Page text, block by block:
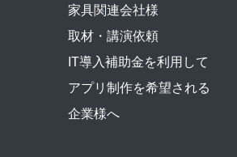
家具関連会社様
取材・講演依頼
IT導入補助金を利用して
アプリ制作を希望される
企業様へ